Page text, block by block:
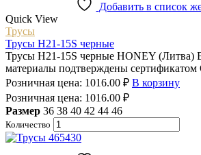
Добавить в список
Quick View
Трусы
Трусы H21-15S черные
Трусы H21-15S черные HONEY (Литва)
материалы подтверждены сертификатом
Розничная цена: 1016.00 ₽ В корзину
Розничная цена: 1016.00 ₽
Размер 36 38 40 42 44 46
Количество